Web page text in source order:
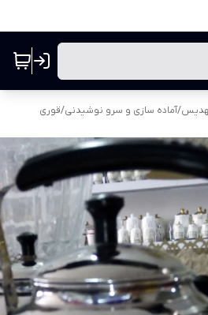
/آماده سازی و سرو نوشیدنی/قوری